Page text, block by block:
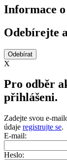
Informace
Odebírejte
X
Pro odběr
přihlášeni.
Zadejte svou e-
údaje registrujte se.
E-mail:
Heslo: